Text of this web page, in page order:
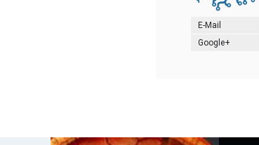
E-Mail
Google+